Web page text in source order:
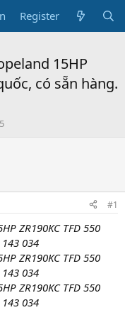
Register
15HP
có sẵn hàng.
#1
ZR190KC TFD 550
034
ZR190KC TFD 550
034
ZR190KC TFD 550
034